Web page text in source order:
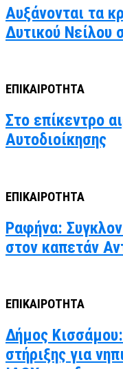
Αυξάνονται τα
Δυτικού Νείλου
ΕΠΙΚΑΙΡΟΤΗΤΑ
Στο επίκεντρο
Αυτοδιοίκησης
ΕΠΙΚΑΙΡΟΤΗΤΑ
Ραφήνα:
στον καπετάν
ΕΠΙΚΑΙΡΟΤΗΤΑ
Δήμος
στήριξης για